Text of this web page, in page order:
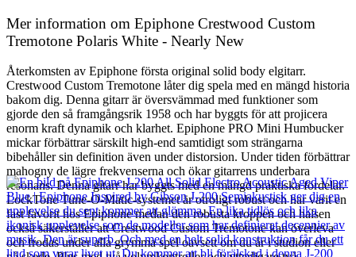
Mer information om Epiphone Crestwood Custom
Tremotone Polaris White - Nearly New
Återkomsten av Epiphone första original solid body elgitarr.
Crestwood Custom Tremotone låter dig spela med en mängd historia
bakom dig. Denna gitarr är översvämmad med funktioner som
gjorde den så framgångsrik 1958 och har byggts för att projicera
enorm kraft dynamik och klarhet. Epiphone PRO Mini Humbucker
mickar förbättrar särskilt high-end samtidigt som strängarna
bibehåller sin definition även under distorsion. Under tiden förbättrar
mahogny de lägre frekvenserna och ökar gitarrens underbara
resonans. Denna gitarr har byggts med en mängd praktiska fördelar.
LockTone Tune-O-Matic-systemet är otroligt robust och har varit en
fast favorit hos Epiphone medan den robusta kroppen och halsen
också säkerställer att Crestwood Custom Tremotone kan överleva
och frodas under alla grymma spel oavsett om du är i studion eller